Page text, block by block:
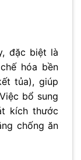
đặc biệt là
hóa bền
tủa), giúp
bổ sung
kích thước
chống ăn